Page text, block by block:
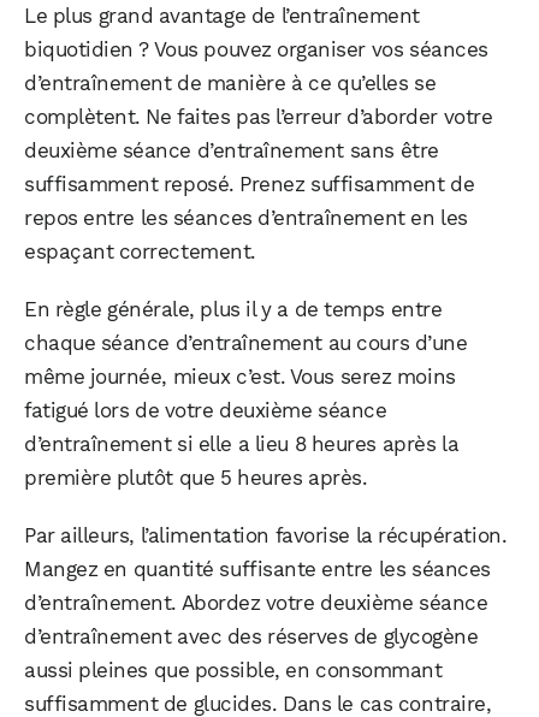
Le plus grand avantage de l’entraînement
biquotidien ? Vous pouvez organiser vos séances
d’entraînement de manière à ce qu’elles se
complètent. Ne faites pas l’erreur d’aborder votre
deuxième séance d’entraînement sans être
suffisamment reposé. Prenez suffisamment de
repos entre les séances d’entraînement en les
espaçant correctement.
En règle générale, plus il y a de temps entre
chaque séance d’entraînement au cours d’une
même journée, mieux c’est. Vous serez moins
fatigué lors de votre deuxième séance
d’entraînement si elle a lieu 8 heures après la
première plutôt que 5 heures après.
Par ailleurs, l’alimentation favorise la récupération.
Mangez en quantité suffisante entre les séances
d’entraînement. Abordez votre deuxième séance
d’entraînement avec des réserves de glycogène
aussi pleines que possible, en consommant
suffisamment de glucides. Dans le cas contraire,